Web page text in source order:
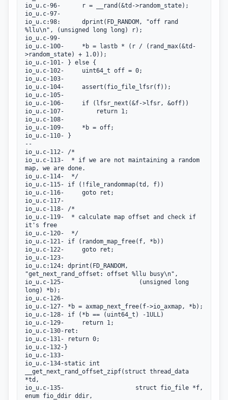
io_u.c-96-		r = __rand(&td->random_state);
io_u.c-97-
io_u.c:98:		dprint(FD_RANDOM, "off rand
%llu\n", (unsigned long long) r);
io_u.c-99-
io_u.c-100-		*b = lastb * (r / (rand_max(&td-
>random_state) + 1.0));
io_u.c-101-	} else {
io_u.c-102-		uint64_t off = 0;
io_u.c-103-
io_u.c-104-		assert(fio_file_lfsr(f));
io_u.c-105-
io_u.c-106-		if (lfsr_next(&f->lfsr, &off))
io_u.c-107-			return 1;
io_u.c-108-
io_u.c-109-		*b = off;
io_u.c-110-	}
--
io_u.c-112-	/*
io_u.c-113-	 * if we are not maintaining a random
map, we are done.
io_u.c-114-	 */
io_u.c-115-	if (!file_randommap(td, f))
io_u.c-116-		goto ret;
io_u.c-117-
io_u.c-118-	/*
io_u.c-119-	 * calculate map offset and check if
it's free
io_u.c-120-	 */
io_u.c-121-	if (random_map_free(f, *b))
io_u.c-122-		goto ret;
io_u.c-123-
io_u.c:124:	dprint(FD_RANDOM,
"get_next_rand_offset: offset %llu busy\n",
io_u.c-125-						(unsigned long
long) *b);
io_u.c-126-
io_u.c-127-	*b = axmap_next_free(f->io_axmap, *b);
io_u.c-128-	if (*b == (uint64_t) -1ULL)
io_u.c-129-		return 1;
io_u.c-130-ret:
io_u.c-131-	return 0;
io_u.c-132-}
io_u.c-133-
io_u.c-134-static int
__get_next_rand_offset_zipf(struct thread_data
*td,
io_u.c-135-				       struct fio_file *f,
enum fio_ddir ddir,